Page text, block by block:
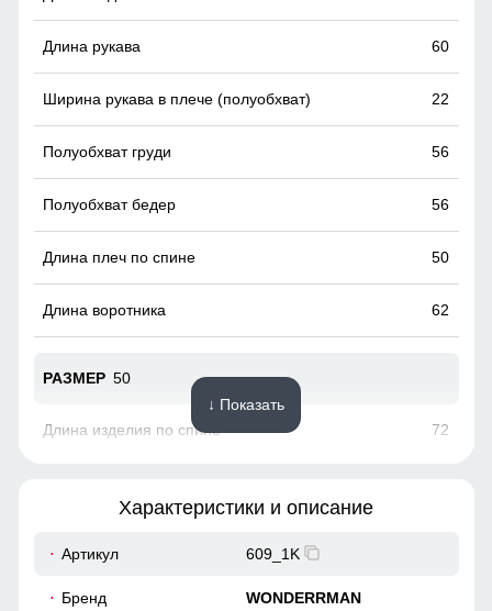
холодного воздуха который может проникнуть внутрь
через молнию куртки.
Ветрозащитная планка нужна для защиты от ветра и
через молнию куртки.
60
22
56
56
50
62
50
72
↓ Показать
Характеристики и описание
Артикул 609_1K
Бренд WONDERRMAN